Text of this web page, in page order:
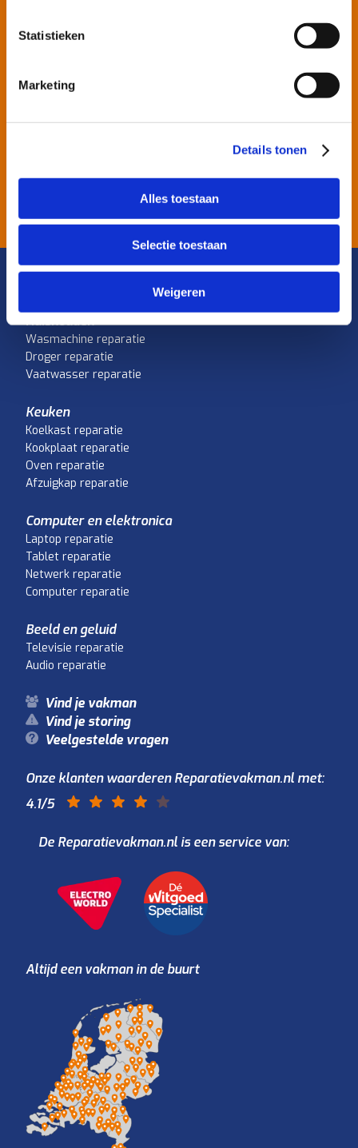
Statistieken
Marketing
Details tonen
Alles toestaan
Selectie toestaan
Weigeren
Apparaat stuk?
Huishouden
Wasmachine reparatie
Droger reparatie
Vaatwasser reparatie
Keuken
Koelkast reparatie
Kookplaat reparatie
Oven reparatie
Afzuigkap reparatie
Computer en elektronica
Laptop reparatie
Tablet reparatie
Netwerk reparatie
Computer reparatie
Beeld en geluid
Televisie reparatie
Audio reparatie
Vind je vakman
Vind je storing
Veelgestelde vragen
Onze klanten waarderen Reparatievakman.nl met:
4.1/5
De Reparatievakman.nl is een service van:
Altijd een vakman in de buurt